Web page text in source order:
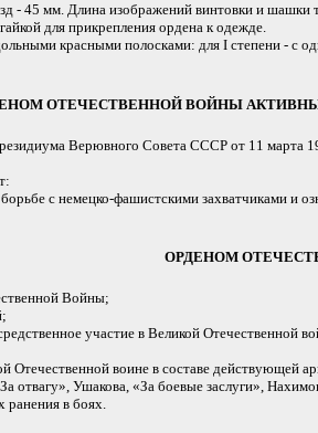
- 45 мм. Длина изображений винтовки и шашки
для прикрепления ордена к одежде.
красными полосками: для I степени -
ОТЕЧЕСТВЕННОЙ ВОЙНЫ
Верювного Совета СССР от 11 марта
с немецко-фашистскими захватчиками и
ОРДЕНОМ
Войны;
участие в Великой Отечественной
Отечественной воине в составе
Ушакова, «За боевые заслуги»,
ранения в боях.